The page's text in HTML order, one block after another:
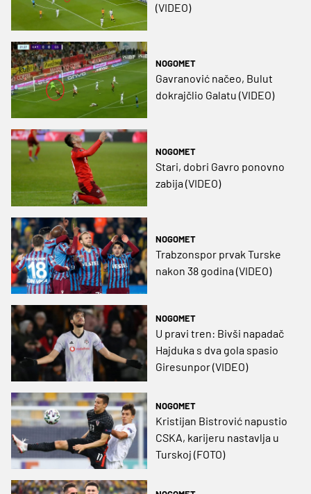
(VIDEO)
NOGOMET
Gavranović načeo, Bulut
dokrajčlio Galatu (VIDEO)
NOGOMET
Stari, dobri Gavro ponovno
zabija (VIDEO)
NOGOMET
Trabzonspor prvak Turske
nakon 38 godina (VIDEO)
NOGOMET
U pravi tren: Bivši napadač
Hajduka s dva gola spasio
Giresunpor (VIDEO)
NOGOMET
Kristijan Bistrović napustio
CSKA, karijeru nastavlja u
Turskoj (FOTO)